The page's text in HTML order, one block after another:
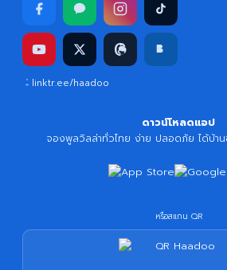
linktr.ee/haadoo
ดาวน์โหลดแอป
จองพูลวิลล่าทั่วไทย ง่าย ปลอดภัย ได้บ้า
หรือสแกน QR